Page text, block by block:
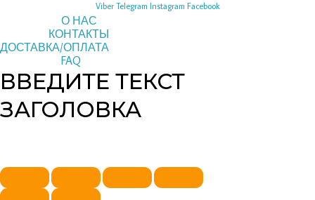
Viber Telegram Instagram Facebook
О НАС
КОНТАКТЫ
ДОСТАВКА/ОПЛАТА
FAQ
ВВЕДИТЕ ТЕКСТ
ЗАГОЛОВКА